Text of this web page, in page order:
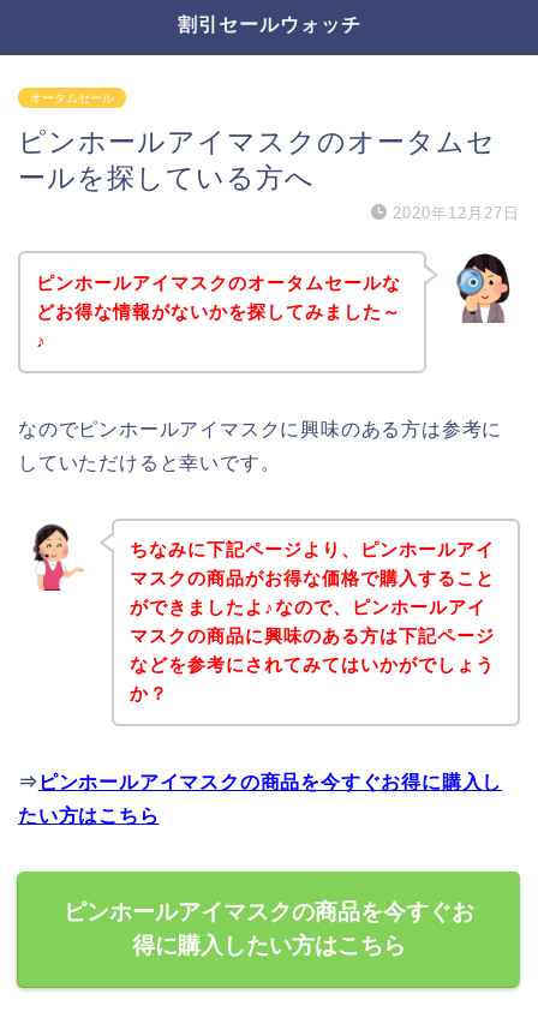
割引セールウォッチ
オータムセール
ピンホールアイマスクのオータムセ
ールを探している方へ
2020年12月27日
ピンホールアイマスクのオータムセールな
どお得な情報がないかを探してみました～
♪
なのでピンホールアイマスクに興味のある方は参考に
していただけると幸いです。
ちなみに下記ページより、ピンホールアイ
マスクの商品がお得な価格で購入すること
ができましたよ♪なので、ピンホールアイ
マスクの商品に興味のある方は下記ページ
などを参考にされてみてはいかがでしょう
か？
⇒ ピンホールアイマスクの商品を今すぐお得に購入し
たい方はこちら
ピンホールアイマスクの商品を今すぐお
得に購入したい方はこちら